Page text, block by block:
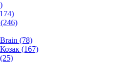
(78)
(167)